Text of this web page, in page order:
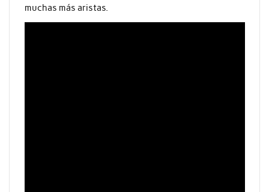
muchas más aristas.